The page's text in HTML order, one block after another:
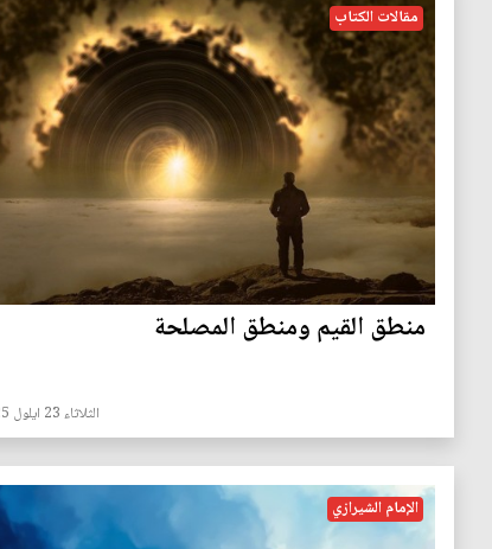
مقالات الكتاب
منطق القيم ومنطق المصلحة
الثلاثاء 23 ايلول 2025
الإمام الشيرازي